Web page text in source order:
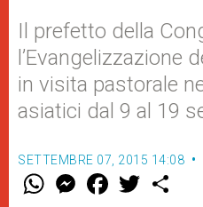
Il prefetto della
l’Evangelizzazione
in visita pastorale
asiatici dal 9 al 19
SETTEMBRE 07, 2015 14:08
W M
e
F
a w